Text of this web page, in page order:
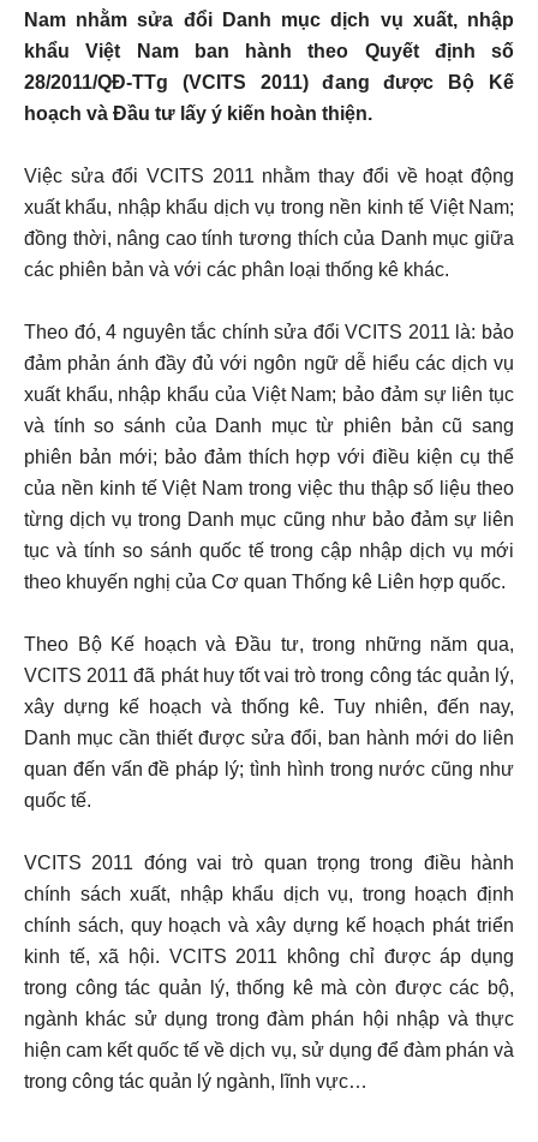
Nam nhằm sửa đổi Danh mục dịch vụ xuất, nhập
khẩu Việt Nam ban hành theo Quyết định số
28/2011/QĐ-TTg (VCITS 2011) đang được Bộ Kế
hoạch và Đầu tư lấy ý kiến hoàn thiện.
Việc sửa đổi VCITS 2011 nhằm thay đổi về hoạt động
xuất khẩu, nhập khẩu dịch vụ trong nền kinh tế Việt Nam;
đồng thời, nâng cao tính tương thích của Danh mục giữa
các phiên bản và với các phân loại thống kê khác.
Theo đó, 4 nguyên tắc chính sửa đổi VCITS 2011 là: bảo
đảm phản ánh đầy đủ với ngôn ngữ dễ hiểu các dịch vụ
xuất khẩu, nhập khẩu của Việt Nam; bảo đảm sự liên tục
và tính so sánh của Danh mục từ phiên bản cũ sang
phiên bản mới; bảo đảm thích hợp với điều kiện cụ thể
của nền kinh tế Việt Nam trong việc thu thập số liệu theo
từng dịch vụ trong Danh mục cũng như bảo đảm sự liên
tục và tính so sánh quốc tế trong cập nhập dịch vụ mới
theo khuyến nghị của Cơ quan Thống kê Liên hợp quốc.
Theo Bộ Kế hoạch và Đầu tư, trong những năm qua,
VCITS 2011 đã phát huy tốt vai trò trong công tác quản lý,
xây dựng kế hoạch và thống kê. Tuy nhiên, đến nay,
Danh mục cần thiết được sửa đổi, ban hành mới do liên
quan đến vấn đề pháp lý; tình hình trong nước cũng như
quốc tế.
VCITS 2011 đóng vai trò quan trọng trong điều hành
chính sách xuất, nhập khẩu dịch vụ, trong hoạch định
chính sách, quy hoạch và xây dựng kế hoạch phát triển
kinh tế, xã hội. VCITS 2011 không chỉ được áp dụng
trong công tác quản lý, thống kê mà còn được các bộ,
ngành khác sử dụng trong đàm phán hội nhập và thực
hiện cam kết quốc tế về dịch vụ, sử dụng để đàm phán và
trong công tác quản lý ngành, lĩnh vực…